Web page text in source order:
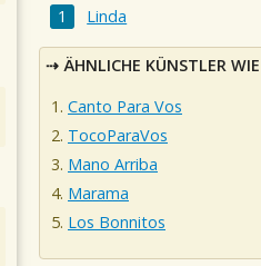
Linda
ÄHNLICHE KÜNSTLER
Canto Para Vos
TocoParaVos
Mano Arriba
Marama
Los Bonnitos